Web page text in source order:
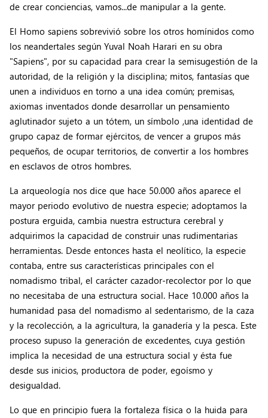
de crear conciencias, vamos...de manipular a la gente.
El Homo sapiens sobrevivió sobre los otros homínidos como
los neandertales según Yuval Noah Harari en su obra
"Sapiens", por su capacidad para crear la semisugestión de la
autoridad, de la religión y la disciplina; mitos, fantasías que
unen a individuos en torno a una idea común; premisas,
axiomas inventados donde desarrollar un pensamiento
aglutinador sujeto a un tótem, un símbolo ,una identidad de
grupo capaz de formar ejércitos, de vencer a grupos más
pequeños, de ocupar territorios, de convertir a los hombres
en esclavos de otros hombres.
La arqueología nos dice que hace 50.000 años aparece el
mayor periodo evolutivo de nuestra especie; adoptamos la
postura erguida, cambia nuestra estructura cerebral y
adquirimos la capacidad de construir unas rudimentarias
herramientas. Desde entonces hasta el neolítico, la especie
contaba, entre sus características principales con el
nomadismo tribal, el carácter cazador-recolector por lo que
no necesitaba de una estructura social. Hace 10.000 años la
humanidad pasa del nomadismo al sedentarismo, de la caza
y la recolección, a la agricultura, la ganadería y la pesca. Este
proceso supuso la generación de excedentes, cuya gestión
implica la necesidad de una estructura social y ésta fue
desde sus inicios, productora de poder, egoísmo y
desigualdad.
Lo que en principio fuera la fortaleza física o la huida para